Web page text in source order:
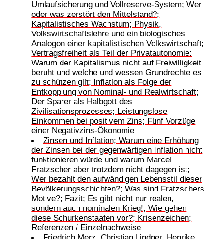
Umlaufsicherung und Vollreserve-System; Wer
oder was zerstört den Mittelstand?;
Kapitalistisches Wachstum; Physik,
Volkswirtschaftslehre und ein biologisches
Analogon einer kapitalistischen Volkswirtschaft;
Vertragsfreiheit als Teil der Privatautonomie:
Warum der Kapitalismus nicht auf Freiwilligkeit
beruht und welche und wessen Grundrechte es
zu schützen gilt; Inflation als Folge der
Entkopplung von Nominal- und Realwirtschaft;
Der Sparer als Halbgott des
Zivilisationsprozesses; Leistungslose
Einkommen bei positivem Zins; Fünf Vorzüge
einer Negativzins-Ökonomie
Zinsen und Inflation; Warum eine Erhöhung
der Zinsen bei der gegenwärtigen Inflation nicht
funktionieren würde und warum Marcel
Fratzscher aber trotzdem nicht dagegen ist;
Wer bezahlt den aufwändigen Lebensstil dieser
Bevölkerungsschichten?; Was sind Fratzschers
Motive?; Fazit; Es gibt nicht nur realen,
sondern auch nominalen Krieg!; Wie gehen
diese Schurkenstaaten vor?; Krisenzeichen;
Referenzen / Einzelnachweise
Friedrich Merz, Christian Lindner, Henrike